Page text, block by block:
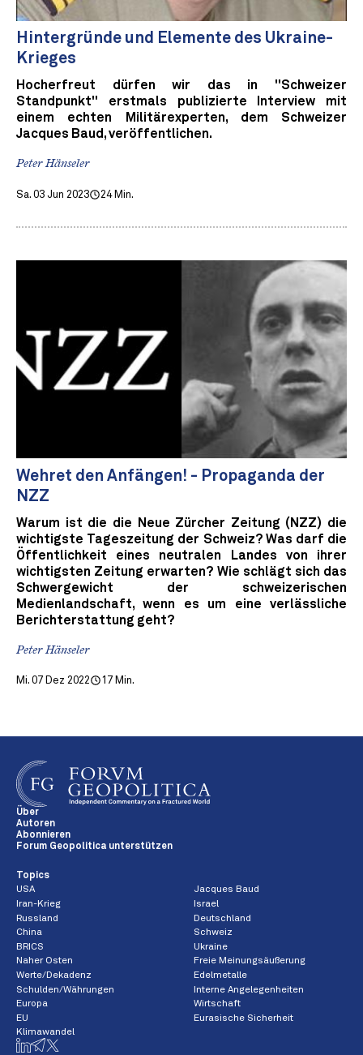
Hintergründe und Elemente des Ukraine-
Krieges
Hocherfreut dürfen wir das in "Schweizer
Standpunkt" erstmals publizierte Interview mit
einem echten Militärexperten, dem Schweizer
Jacques Baud, veröffentlichen.
Peter Hänseler
Sa. 03 Jun 2023 24 Min.
Wehret den Anfängen! - Propaganda der
NZZ
Warum ist die die Neue Zürcher Zeitung (NZZ) die
wichtigste Tageszeitung der Schweiz? Was darf die
Öffentlichkeit eines neutralen Landes von ihrer
wichtigsten Zeitung erwarten? Wie schlägt sich das
Schwergewicht der schweizerischen
Medienlandschaft, wenn es um eine verlässliche
Berichterstattung geht?
Peter Hänseler
Mi. 07 Dez 2022 17 Min.
Über
Autoren
Abonnieren
Forum Geopolitica unterstützen
Topics
USA
Jacques Baud
Iran-Krieg
Israel
Russland
Deutschland
China
Schweiz
BRICS
Ukraine
Naher Osten
Freie Meinungsäußerung
Werte/Dekadenz
Edelmetalle
Schulden/Währungen
Interne Angelegenheiten
Europa
Wirtschaft
EU
Eurasische Sicherheit
Klimawandel